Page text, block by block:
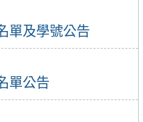
單及學號公告
單公告